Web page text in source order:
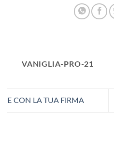
VANIGLIA-PRO-21
E CON LA TUA FIRMA